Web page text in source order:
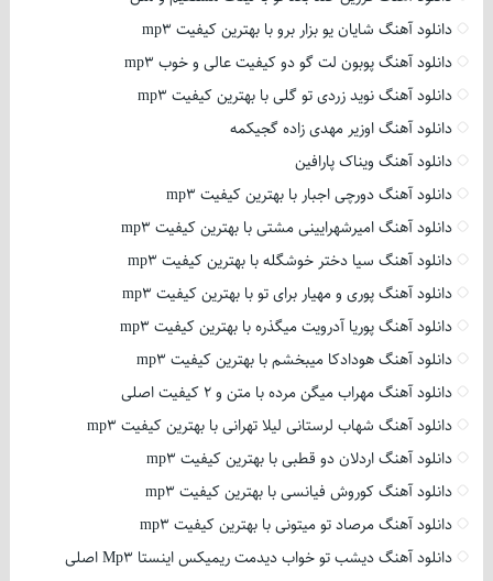
دانلود آهنگ شایان یو بزار برو با بهترین کیفیت mp3
دانلود آهنگ پوبون لت گو دو کیفیت عالی و خوب mp3
دانلود آهنگ نوید زردی تو گلی با بهترین کیفیت mp3
دانلود آهنگ اوزیر مهدی زاده گجیکمه
دانلود آهنگ ویناک پارافین
دانلود آهنگ دورچی اجبار با بهترین کیفیت mp3
دانلود آهنگ امیرشهرایینی مشتی با بهترین کیفیت mp3
دانلود آهنگ سیا دختر خوشگله با بهترین کیفیت mp3
دانلود آهنگ پوری و مهیار برای تو با بهترین کیفیت mp3
دانلود آهنگ پوریا آدرویت میگذره با بهترین کیفیت mp3
دانلود آهنگ هودادکا میبخشم با بهترین کیفیت mp3
دانلود آهنگ مهراب میگن مرده با متن و 2 کیفیت اصلی
دانلود آهنگ شهاب لرستانی لیلا تهرانی با بهترین کیفیت mp3
دانلود آهنگ اردلان دو قطبی با بهترین کیفیت mp3
دانلود آهنگ کوروش فیانسی با بهترین کیفیت mp3
دانلود آهنگ مرصاد تو میتونی با بهترین کیفیت mp3
دانلود آهنگ دیشب تو خواب دیدمت ریمیکس اینستا Mp3 اصلی